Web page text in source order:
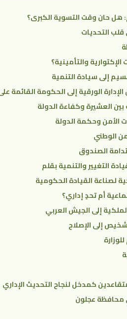
هل حان وقت التسوية الكبرى؟
التحديات
والتأمينية؟
إلى سيادة التنمية
الورقية إلى الحكومة القائمة
بين العشيرة وكفاءة الدولة
الأمن وحكمة الدولة
الوطني
الصندوق
التغيير والتنمية بقلم
لصناعة القيادة الحكومية
أم تحدٍ إداري؟
إلى الجيش العربي
إلى الإصلاح
كمدخل لنجاح التحديث الإداري
محافظة عجلون